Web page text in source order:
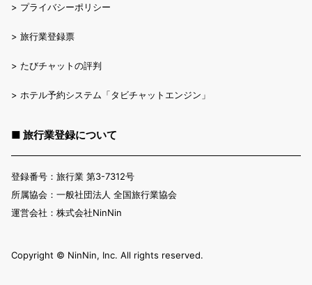
> プライバシーポリシー
> 旅行業登録票
> たびチャットの評判
> ホテル予約システム「タビチャットエンジン」
■ 旅行業登録について
登録番号：旅行業 第3-7312号
所属協会：一般社団法人 全国旅行業協会
運営会社：株式会社NinNin
Copyright ©︎ NinNin, Inc. All rights reserved.